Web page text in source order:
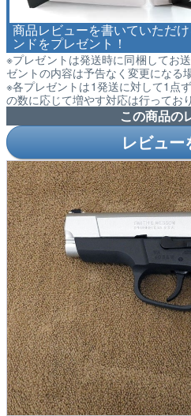
商品レビューを書いていただ
ンドをプレゼント！
※プレゼントは発送時に同梱してお
ゼントの内容は予告なく変更になる
※各プレゼントは1発送に対して1点
の数に応じて増やす対応は行ってお
この商品の
レビュー